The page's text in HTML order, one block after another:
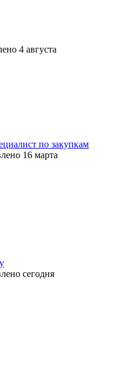
4 августа
по закупкам
16 марта
сегодня